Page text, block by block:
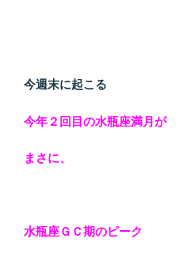
今週末に起こる
今年２回目の水瓶座満月が
まさに、
水瓶座ＧＣ期のピーク